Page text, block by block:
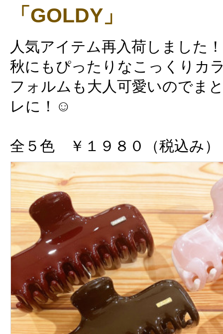
「GOLDY」
人気アイテム再入荷しました！
秋にもぴったりなこっくりカ
フォルムも大人可愛いのでま
レに！☺
全５色 ￥１９８０（税込み）